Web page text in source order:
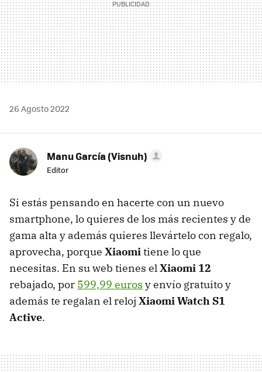
26 Agosto 2022
Manu García (Visnuh)
Editor
Si estás pensando en hacerte con un nuevo
smartphone, lo quieres de los más recientes y de
gama alta y además quieres llevártelo con regalo,
aprovecha, porque Xiaomitiene lo que
necesitas. En su web tienes elXiaomi 12
rebajado, por 599,99 euros y envío gratuito y
además te regalan el reloj Xiaomi Watch S1
Active.